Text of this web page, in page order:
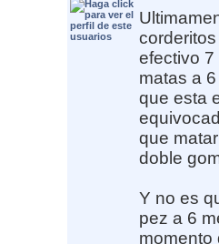
efectivo
matas a
que esta
que
doble
Y no es
pez a 6
momento